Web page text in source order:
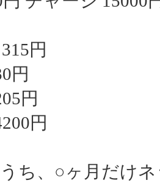
円
円
円
円
ち、○ヶ月だけ